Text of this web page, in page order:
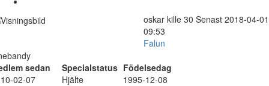
oskar kille 30 Senast 2018-04-01
09:53
Falun
sedan
Specialstatus Födelsedag
02-07
Hjälte 1995-12-08